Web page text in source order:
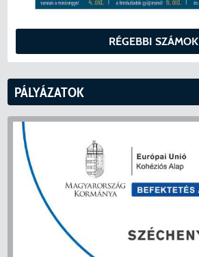
RÉGEBBI SZÁMOK
PÁLYÁZATOK